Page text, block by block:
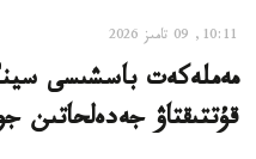
10:11, 09 تامىز 2026
مەملەكەت باسشىسى
قۇتتىقتاۋ جەدەلحاتىن